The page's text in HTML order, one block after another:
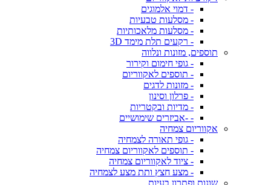
- דמוי אלמוגים
- מסלעות טבעיות
- מסלעות מלאכותיות
- רקעים תלת מימד 3D
תוספים, מזונות ונלווה
- גופי חימום וקירור
- תוספים לאקווריום
- מזונות לדגים
- פרלון וסינון
- מדיות ובקטריות
- -אביזרים שימושיים
אקווריום צמחיה
- גופי תאורה לצמחיה
- תוספים לאקווריום צמחיה
- ציוד לאקווריום צמחיה
- מצע חצץ ותת מצע לצמחיה
שונות ופתרון בעיות